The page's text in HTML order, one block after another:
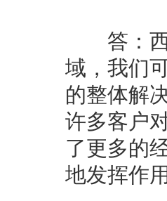
答：西
域，我们
的整体解
许多客户
了更多的
地发挥作